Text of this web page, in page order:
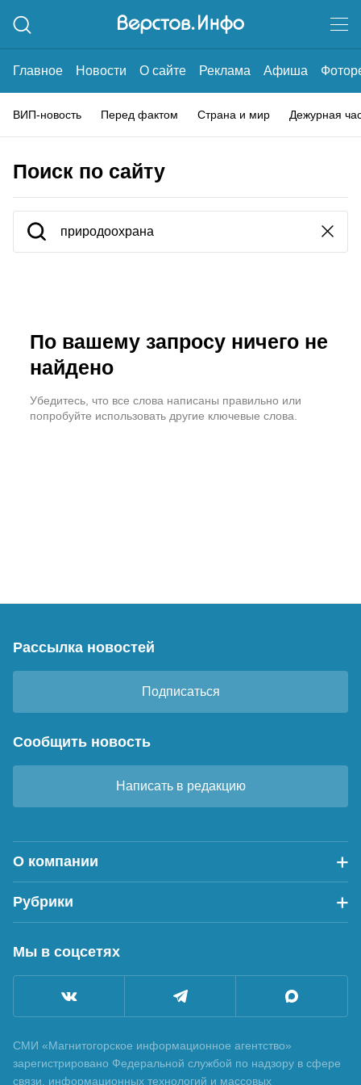
Главное Новости О сайте Реклама Афиша
ВИП-новость Перед фактом Страна и мир Дежурная
Поиск по сайту
По вашему запросу ничего не
найдено
Убедитесь, что все слова написаны правильно или
попробуйте использовать другие ключевые слова.
Рассылка новостей
Подписаться
Сообщить новость
Написать в редакцию
О компании
Рубрики
Мы в соцсетях
СМИ «Магнитогорское информационное агентство»
зарегистрировано Федеральной службой по надзору в сфере
связи, информационных технологий и массовых